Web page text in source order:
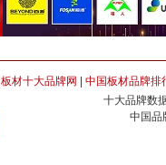
板材十大品牌网
中国板材品牌排
十大品牌数
中国品